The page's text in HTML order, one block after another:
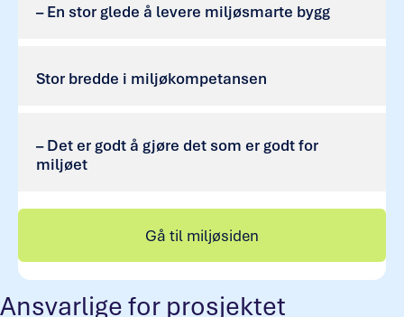
– En stor glede å levere miljøsmarte bygg
Stor bredde i miljøkompetansen
– Det er godt å gjøre det som er godt for
miljøet
Gå til miljøsiden
Ansvarlige for prosjektet